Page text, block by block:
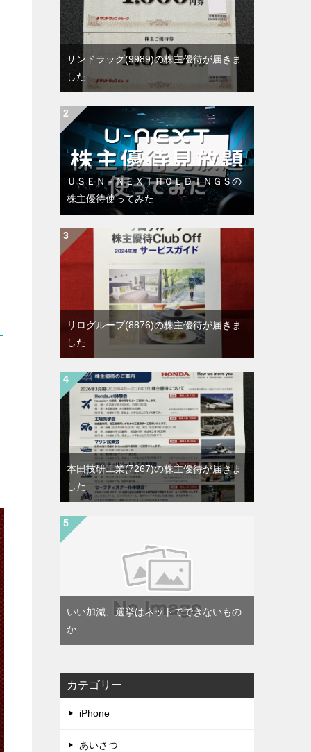
サンドラッグ(9989)の株主優待が届きま
した
ＵＳＥＮ－ＮＥＸＴＨＯＬＤＩＮＧＳの
株主優待使ってみた
リログループ(8876)の株主優待が届きま
した
本田技研工業(7267)の株主優待が届きま
した
いい加減、選挙はネットでできないもの
か
カテゴリー
iPhone
あいさつ